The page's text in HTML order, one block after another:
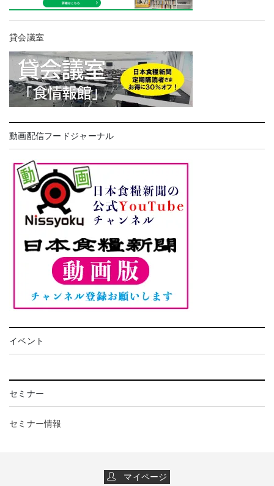
貸会議室
動画配信フードジャーナル
イベント
セミナー
セミナー情報
マイページ